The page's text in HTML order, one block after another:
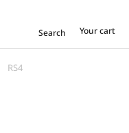
Search Your cart
RS4